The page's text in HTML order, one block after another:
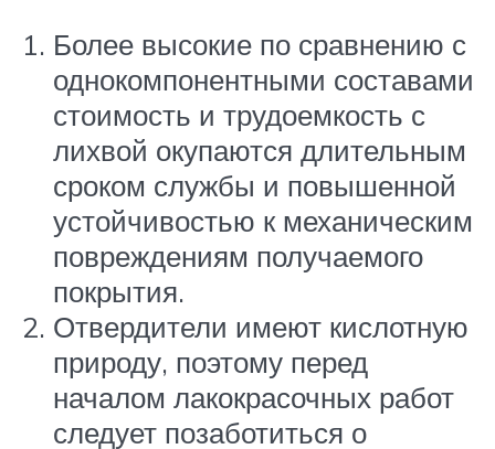
Более высокие по сравнению с
однокомпонентными составами
стоимость и трудоемкость с
лихвой окупаются длительным
сроком службы и повышенной
устойчивостью к механическим
повреждениям получаемого
покрытия.
Отвердители имеют кислотную
природу, поэтому перед
началом лакокрасочных работ
следует позаботиться о